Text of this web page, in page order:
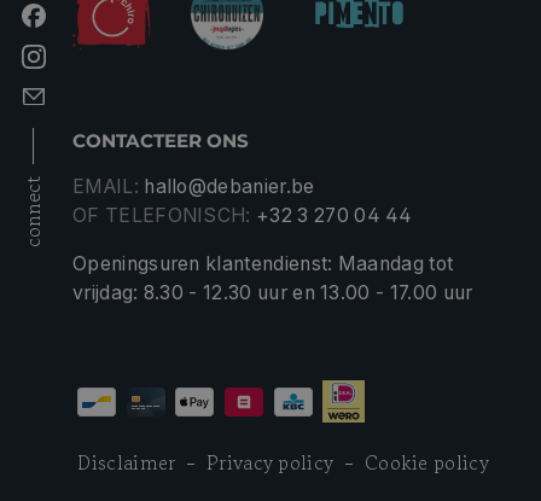
connect
CONTACTEER ONS
EMAIL: hallo@debanier.be
OF TELEFONISCH: +32 3 270 04 44
Openingsuren klantendienst: Maandag tot
vrijdag: 8.30 - 12.30 uur en 13.00 - 17.00 uur
Disclaimer Privacy policy Cookie policy